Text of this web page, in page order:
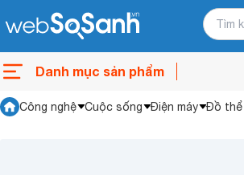
Danh mục sản phẩm
Công nghệ Cuộc sống Điện máy Đồ thể